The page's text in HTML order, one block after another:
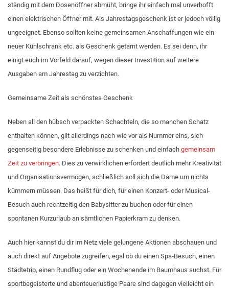
ständig mit dem Dosenöffner abmüht, bringe ihr einfach mal unverhofft
einen elektrischen Öffner mit. Als Jahrestagsgeschenk ist er jedoch völlig
ungeeignet. Ebenso sollten keine gemeinsamen Anschaffungen wie ein
neuer Kühlschrank etc. als Geschenk getarnt werden. Es sei denn, ihr
einigt euch im Vorfeld darauf, wegen dieser Investition auf weitere
Ausgaben am Jahrestag zu verzichten.
Gemeinsame Zeit als schönstes Geschenk
Neben all den hübsch verpackten Schachteln, die so manchen Schatz
enthalten können, gilt allerdings nach wie vor als Nummer eins, sich
gegenseitig besondere Erlebnisse zu schenken und einfach gemeinsam
Zeit zu verbringen. Dies zu verwirklichen erfordert deutlich mehr Kreativität
und Organisationsvermögen, schließlich soll sich die Dame um nichts
kümmern müssen. Das heißt für dich, für einen Konzert- oder Musical-
Besuch auch rechtzeitig den Babysitter zu buchen oder für einen
spontanen Kurzurlaub an sämtlichen Papierkram zu denken.
Auch hier kannst du dir im Netz viele gelungene Aktionen abschauen und
auch direkt auf Angebote zugreifen, egal ob du einen Spa-Besuch, einen
Städtetrip, einen Rundflug oder ein Wochenende im Baumhaus suchst. Für
sportbegeisterte und abenteuerlustige Paare sind dagegen vielleicht ein